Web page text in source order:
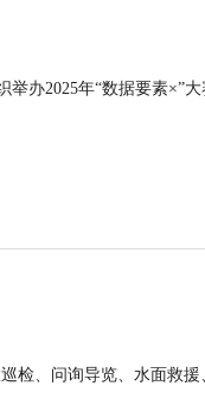
举办2025年“数据要素×”大
检、问询导览、水面救援